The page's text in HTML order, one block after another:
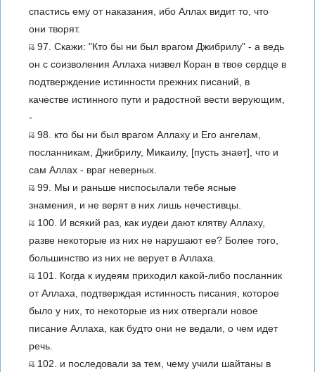
спастись ему от наказания, ибо Аллах видит то, что
они творят.
97. Скажи: "Кто бы ни был врагом Джибрилу" - а ведь
он с соизволения Аллаха низвел Коран в твое сердце в
подтверждение истинности прежних писаний, в
качестве истинного пути и радостной вести верующим,
-
98. кто бы ни был врагом Аллаху и Его ангелам,
посланникам, Джибрилу, Микаилу, [пусть знает], что и
сам Аллах - враг неверных.
99. Мы и раньше ниспосылали тебе ясные
знамения, и не верят в них лишь нечестивцы.
100. И всякий раз, как иудеи дают клятву Аллаху,
разве некоторые из них не нарушают ее? Более того,
большинство из них не верует в Аллаха.
101. Когда к иудеям приходил какой-либо посланник
от Аллаха, подтверждая истинность писания, которое
было у них, то некоторые из них отвергали новое
писание Аллаха, как будто они не ведали, о чем идет
речь.
102. и последовали за тем, чему учили шайтаны в